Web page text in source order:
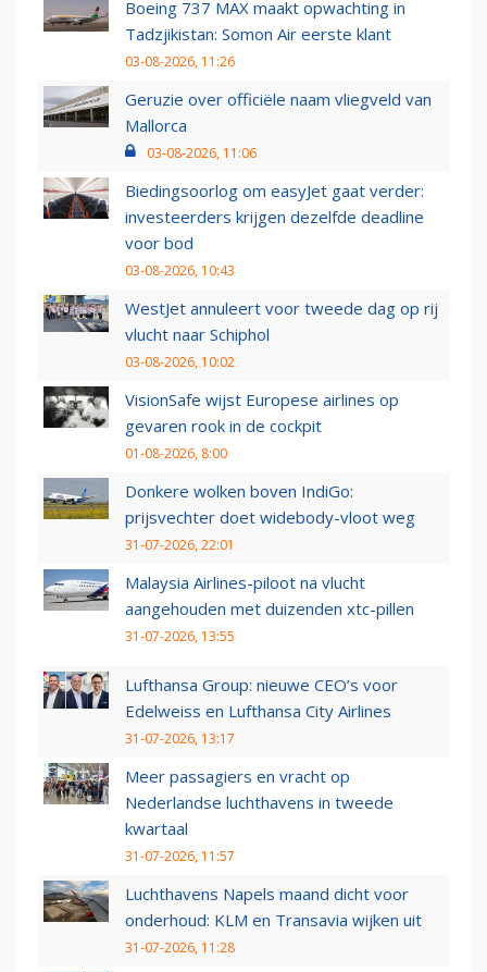
Boeing 737 MAX maakt opwachting in
Tadzjikistan: Somon Air eerste klant
03-08-2026, 11:26
Geruzie over officiële naam vliegveld van
Mallorca
03-08-2026, 11:06
Biedingsoorlog om easyJet gaat verder:
investeerders krijgen dezelfde deadline
voor bod
03-08-2026, 10:43
WestJet annuleert voor tweede dag op rij
vlucht naar Schiphol
03-08-2026, 10:02
VisionSafe wijst Europese airlines op
gevaren rook in de cockpit
01-08-2026, 8:00
Donkere wolken boven IndiGo:
prijsvechter doet widebody-vloot weg
31-07-2026, 22:01
Malaysia Airlines-piloot na vlucht
aangehouden met duizenden xtc-pillen
31-07-2026, 13:55
Lufthansa Group: nieuwe CEO’s voor
Edelweiss en Lufthansa City Airlines
31-07-2026, 13:17
Meer passagiers en vracht op
Nederlandse luchthavens in tweede
kwartaal
31-07-2026, 11:57
Luchthavens Napels maand dicht voor
onderhoud: KLM en Transavia wijken uit
31-07-2026, 11:28